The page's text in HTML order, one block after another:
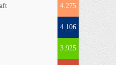
4.275
4.106
3.925